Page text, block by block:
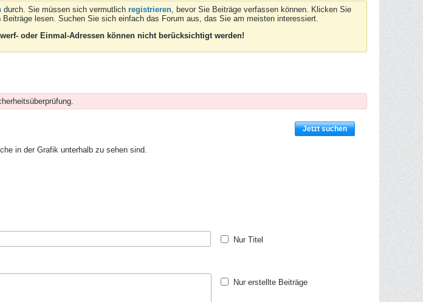
durch. Sie müssen sich vermutlich registrieren, bevor Sie Beiträge verfassen können. Klicken Sie
lesen. Suchen Sie sich einfach das Forum aus, das Sie am meisten interessiert.
oder Einmal-Adressen können nicht berücksichtigt werden!
Jetzt suchen
in der Grafik unterhalb zu sehen sind.
Nur Titel
Nur erstellte Beiträge